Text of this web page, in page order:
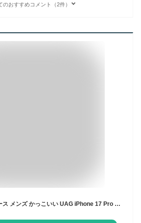
のおすすめコメント（2件）
iPhone17ProMax ケース メンズ かっこいい UAG iPhone 17 Pro Max CIVILIAN (シビリアン) 耐衝撃ケース MagSafe対応 ユーエージー (スマホケース・カバー) URBAN ARMOR GEAR 2025